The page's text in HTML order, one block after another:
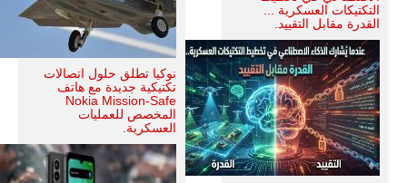
التكتيكات العسكرية ...
القدرة مقابل التقييد.
نوكيا تطلق حلول اتصالات
تكتيكية جديدة مع هاتف
Nokia Mission-Safe
المخصص للعمليات
العسكرية.